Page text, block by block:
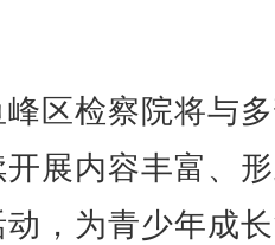
区检察院将与
展内容丰富、
，为青少年成